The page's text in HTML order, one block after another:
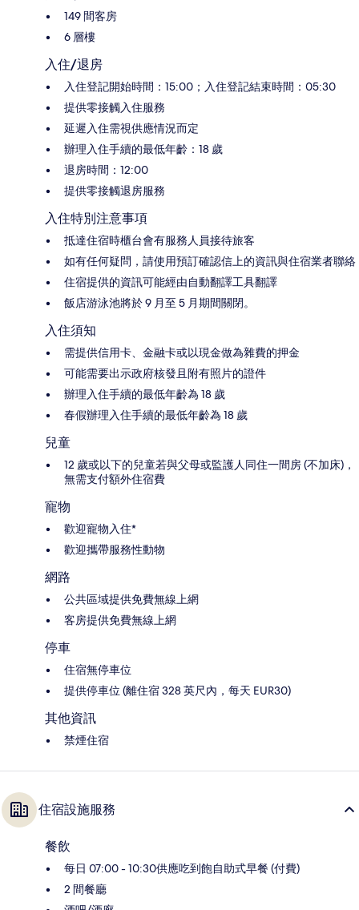
149 間客房
6 層樓
入住/退房
入住登記開始時間：15:00；入住登記結束時間：05:30
提供零接觸入住服務
延遲入住需視供應情況而定
辦理入住手續的最低年齡：18 歲
退房時間：12:00
提供零接觸退房服務
入住特別注意事項
抵達住宿時櫃台會有服務人員接待旅客
如有任何疑問，請使用預訂確認信上的資訊與住宿業者聯絡
住宿提供的資訊可能經由自動翻譯工具翻譯
飯店游泳池將於 9 月至 5 月期間關閉。
入住須知
需提供信用卡、金融卡或以現金做為雜費的押金
可能需要出示政府核發且附有照片的證件
辦理入住手續的最低年齡為 18 歲
春假辦理入住手續的最低年齡為 18 歲
兒童
12 歲或以下的兒童若與父母或監護人同住一間房 (不加床)，
無需支付額外住宿費
寵物
歡迎寵物入住*
歡迎攜帶服務性動物
網路
公共區域提供免費無線上網
客房提供免費無線上網
停車
住宿無停車位
提供停車位 (離住宿 328 英尺內，每天 EUR30)
其他資訊
禁煙住宿
住宿設施服務
餐飲
每日 07:00 - 10:30供應吃到飽自助式早餐 (付費)
2 間餐廳